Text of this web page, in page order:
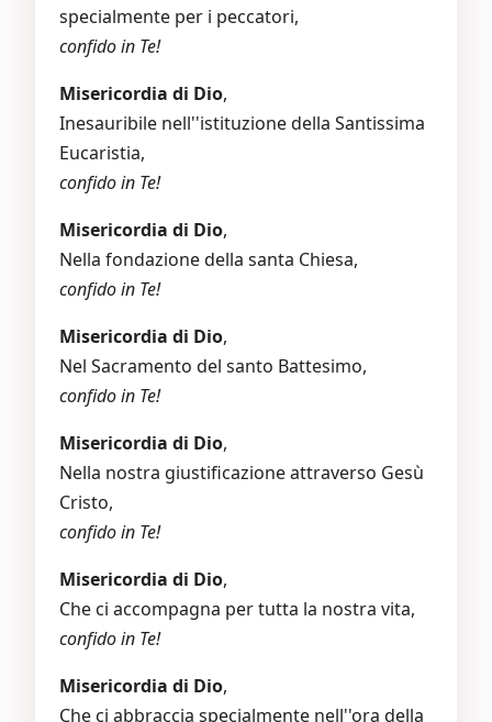
specialmente per i peccatori,
confido in Te!
Misericordia di Dio,
Inesauribile nell''istituzione della Santissima
Eucaristia,
confido in Te!
Misericordia di Dio,
Nella fondazione della santa Chiesa,
confido in Te!
Misericordia di Dio,
Nel Sacramento del santo Battesimo,
confido in Te!
Misericordia di Dio,
Nella nostra giustificazione attraverso Gesù
Cristo,
confido in Te!
Misericordia di Dio,
Che ci accompagna per tutta la nostra vita,
confido in Te!
Misericordia di Dio,
Che ci abbraccia specialmente nell''ora della